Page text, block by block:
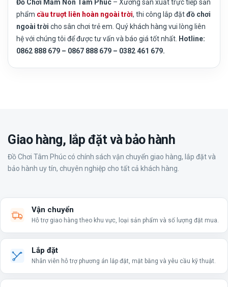
Đồ Chơi Mầm Non Tâm Phúc – Xưởng sản xuất trực tiếp sản
phẩm cầu truợt liên hoàn ngoài trời, thi công lắp đặtđồ chơi
ngoài trời cho sân chơi trẻ em. Quý khách hàng vui lòng liên
hệ với chúng tôi để được tư vấn và báo giá tốt nhất. Hotline:
0862 888 679 – 0867 888 679 – 0382 461 679.
Giao hàng, lắp đặt và bảo hành
Đồ Chơi Tâm Phúc có chính sách vận chuyển giao hàng, lắp đặt và
bảo hành uy tín, chuyên nghiệp cho tất cả khách hàng.
Vận chuyển
Hỗ trợ giao hàng theo khu vực, loại sản phẩm và số lượng đặt mua.
Lắp đặt
Nhân viên hỗ trợ phương án lắp đặt, mặt bằng và yêu cầu kỹ thuật.